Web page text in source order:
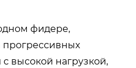
фидере,
высокой нагрузкой,